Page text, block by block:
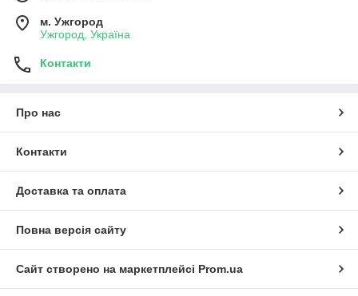
м. Ужгород
Ужгород, Україна
Контакти
Про нас
Контакти
Доставка та оплата
Повна версія сайту
Сайт створено на маркетплейсі Prom.ua